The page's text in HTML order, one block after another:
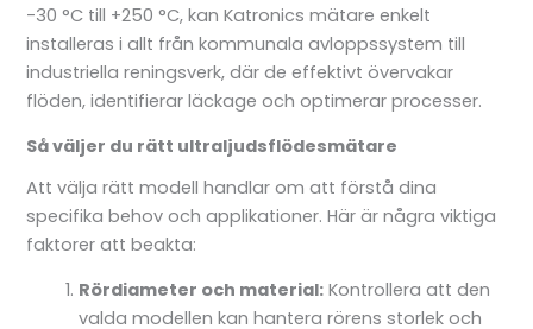
-30 °C till +250 °C, kan Katronics mätare enkelt
installeras i allt från kommunala avloppssystem till
industriella reningsverk, där de effektivt övervakar
flöden, identifierar läckage och optimerar processer.
Så väljer du rätt ultraljudsflödesmätare
Att välja rätt modell handlar om att förstå dina
specifika behov och applikationer. Här är några viktiga
faktorer att beakta:
Rördiameter och material: Kontrollera att den
valda modellen kan hantera rörens storlek och